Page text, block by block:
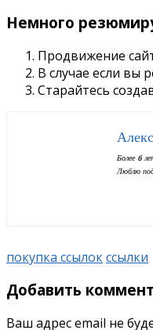
Немного
Продвижение
В случае если вы
Старайтесь
Более 6
Люблю
покупка ссылокссылки
Добавить
Ваш адрес email не